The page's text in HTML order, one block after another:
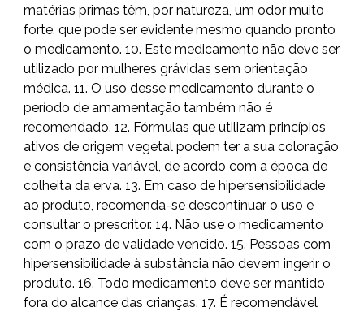
matérias primas têm, por natureza, um odor muito
forte, que pode ser evidente mesmo quando pronto
o medicamento. 10. Este medicamento não deve ser
utilizado por mulheres grávidas sem orientação
médica. 11. O uso desse medicamento durante o
período de amamentação também não é
recomendado. 12. Fórmulas que utilizam princípios
ativos de origem vegetal podem ter a sua coloração
e consistência variável, de acordo com a época de
colheita da erva. 13. Em caso de hipersensibilidade
ao produto, recomenda-se descontinuar o uso e
consultar o prescritor. 14. Não use o medicamento
com o prazo de validade vencido. 15. Pessoas com
hipersensibilidade à substância não devem ingerir o
produto. 16. Todo medicamento deve ser mantido
fora do alcance das crianças. 17. É recomendável